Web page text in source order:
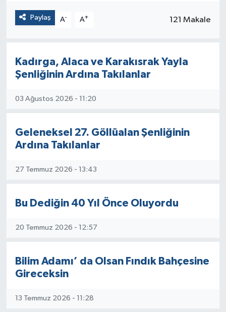
Paylaş A- A+ 121 Makale
Kadırga, Alaca ve Karakısrak Yayla
Şenliğinin Ardına Takılanlar
03 Ağustos 2026 - 11:20
Geleneksel 27. Göllüalan Şenliğinin
Ardına Takılanlar
27 Temmuz 2026 - 13:43
Bu Dediğin 40 Yıl Önce Oluyordu
20 Temmuz 2026 - 12:57
Bilim Adamı’ da Olsan Fındık Bahçesine
Gireceksin
13 Temmuz 2026 - 11:28